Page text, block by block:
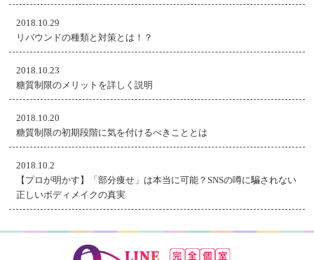
2018.10.29
リバウンドの種類と対策とは！？
2018.10.23
糖質制限のメリットを詳しく説明
2018.10.20
糖質制限の初期段階に気を付けるべきこととは
2018.10.2
【プロが明かす】「部分痩せ」は本当に可能？SNSの噂に騙されない
正しいボディメイクの真実